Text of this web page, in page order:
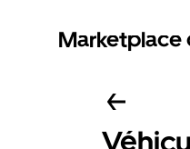
Marketplace